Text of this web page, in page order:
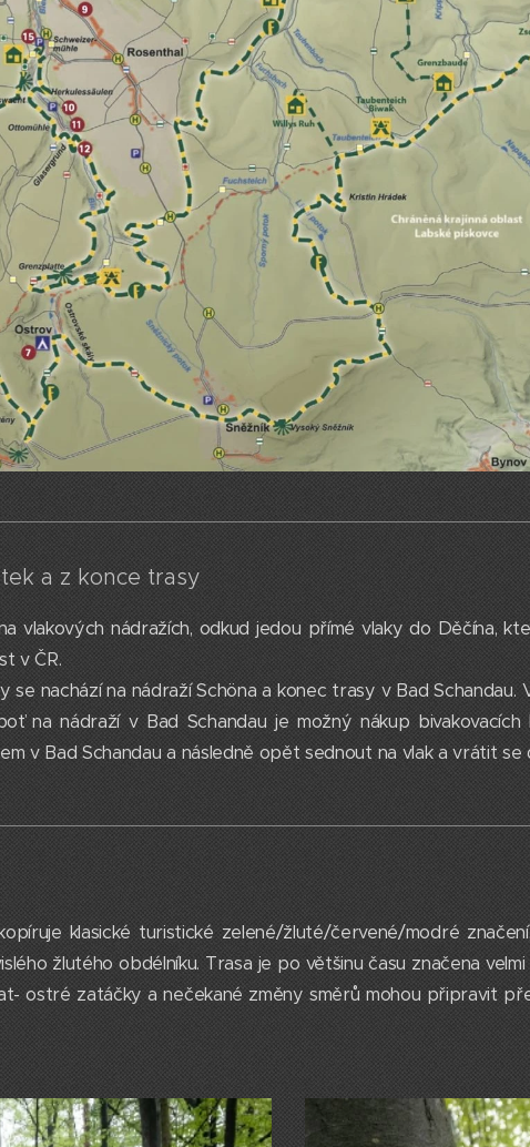
a z konce trasy
vlakových nádražích, odkud jedou přímé vlaky do Děčína,
v ČR.
se nachází na nádraží Schöna a konec trasy v Bad
na nádraží v Bad Schandau je možný nákup
v Bad Schandau a následně opět sednout na vlak a vrátit se
klasické turistické zelené/žluté/červené/modré
žlutého obdélníku. Trasa je po většinu času značena
ostré zatáčky a nečekané změny směrů mohou připravit